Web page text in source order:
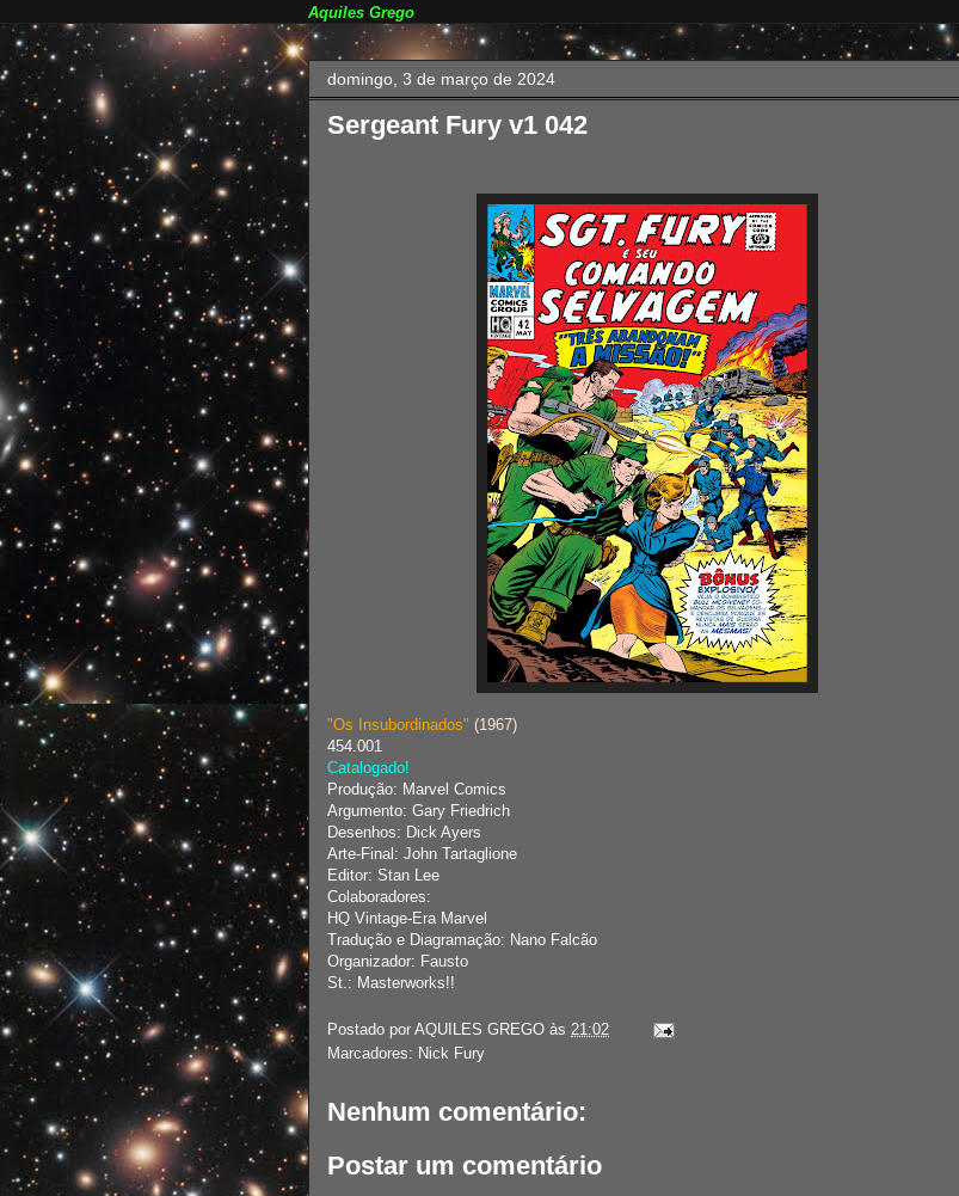
Aquiles Grego
domingo, 3 de março de 2024
Sergeant Fury v1 042
"Os Insubordinados" (1967)
454.001
Catalogado!
Produção: Marvel Comics
Argumento: Gary Friedrich
Desenhos: Dick Ayers
Arte-Final: John Tartaglione
Editor: Stan Lee
Colaboradores:
HQ Vintage-Era Marvel
Tradução e Diagramação: Nano Falcão
Organizador: Fausto
St.: Masterworks!!
Postado por AQUILES GREGO às 21:02
Marcadores: Nick Fury
Nenhum comentário:
Postar um comentário